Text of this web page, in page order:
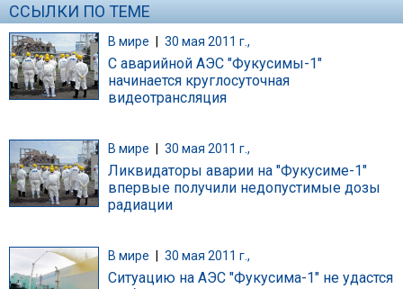
ССЫЛКИ ПО ТЕМЕ
В мире | 30 мая 2011 г.,
С аварийной АЭС "Фукусимы-1"
начинается круглосуточная
видеотрансляция
В мире 30 мая 2011 г.,
Ликвидаторы аварии на "Фукусиме-1"
впервые получили недопустимые дозы
радиации
В мире 30 мая 2011 г.,
Ситуацию на АЭС "Фукусима-1" не удастся